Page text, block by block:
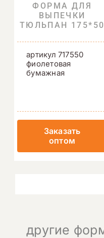
ФОРМА ДЛЯ
ВЫПЕЧКИ
ТЮЛЬПАН 175*50
артикул 717550
фиолетовая
бумажная
Заказать
оптом
другие